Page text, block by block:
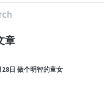
章
28日 做个明智的童女